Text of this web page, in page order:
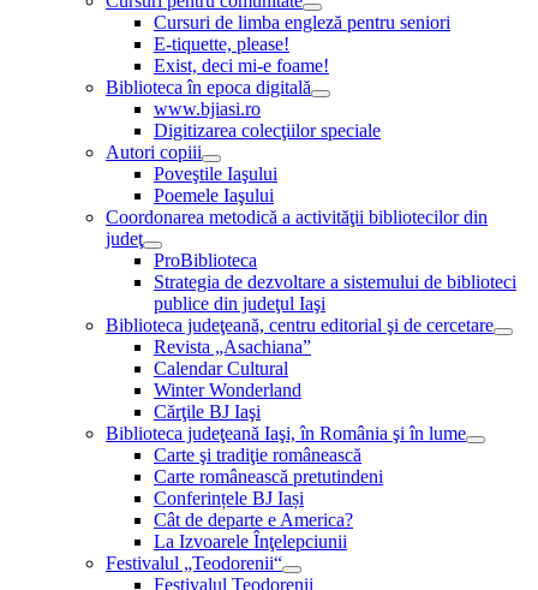
Cursuri de limba engleză pentru seniori
E-tiquette, please!
Exist, deci mi-e foame!
Biblioteca în epoca digitală
www.bjiasi.ro
Digitizarea colecţiilor speciale
Autori copiii
Poveştile Iaşului
Poemele Iaşului
Coordonarea metodică a activităţii bibliotecilor din
judeţ
ProBiblioteca
Strategia de dezvoltare a sistemului de biblioteci
publice din judeţul Iaşi
Biblioteca judeţeană, centru editorial şi de cercetare
Revista „Asachiana”
Calendar Cultural
Winter Wonderland
Cărţile BJ Iaşi
Biblioteca judeţeană Iaşi, în România şi în lume
Carte şi tradiţie românească
Carte românească pretutindeni
Conferințele BJ Iași
Cât de departe e America?
La Izvoarele Înţelepciunii
Festivalul „Teodorenii“
Festivalul Teodorenii